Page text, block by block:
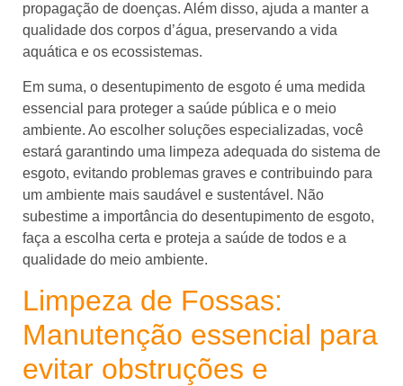
propagação de doenças. Além disso, ajuda a manter a
qualidade dos corpos d’água, preservando a vida
aquática e os ecossistemas.
Em suma, o desentupimento de esgoto é uma medida
essencial para proteger a saúde pública e o meio
ambiente. Ao escolher soluções especializadas, você
estará garantindo uma limpeza adequada do sistema de
esgoto, evitando problemas graves e contribuindo para
um ambiente mais saudável e sustentável. Não
subestime a importância do desentupimento de esgoto,
faça a escolha certa e proteja a saúde de todos e a
qualidade do meio ambiente.
Limpeza de Fossas:
Manutenção essencial para
evitar obstruções e